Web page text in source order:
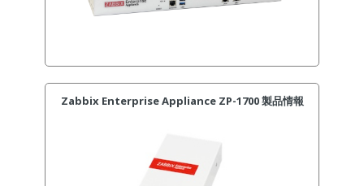
Zabbix Enterprise Appliance ZP-1700 製品情報